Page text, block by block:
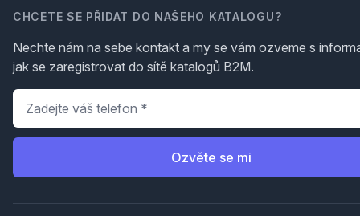
CHCETE SE PŘIDAT DO NAŠEHO KATALOGU?
Nechte nám na sebe kontakt a my se vám ozveme s
jak se zaregistrovat do sítě katalogů B2M.
Telefon
Ozvěte se mi